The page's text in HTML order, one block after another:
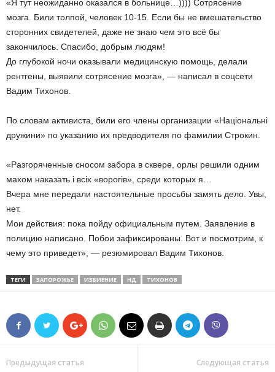
«Я тут неожиданно оказался в больнице…)))) Сотрясение
мозга. Били толпой, человек 10-15. Если бы не вмешательство
сторонних свидетелей, даже не знаю чем это всё бы
закончилось. Спасибо, добрым людям!
До глубокой ночи оказывали медицинскую помощь, делали
рентгены, выявили сотрясение мозга», — написал в соцсети
Вадим Тихонов.
По словам активиста, били его члены организации «Національні
дружини» по указанию их предводителя по фамилии Строкин.
«Разгоряченные сносом забора в сквере, орлы решили одним
махом наказать і всіх «ворогів», среди которых я…
Вчера мне передали настоятельные просьбы замять дело. Увы,
нет.
Мои действия: пока пойду официальным путем. Заявление в
полицию написано. Побои зафиксированы. Вот и посмотрим, к
чему это приведет», — резюмировал Вадим Тихонов.
ТЕГИ ЗАПОРОЖЬЕ ИЗБИЕНИЕ НД ТИХОНОВ
Предыдущая статья Следующая статья